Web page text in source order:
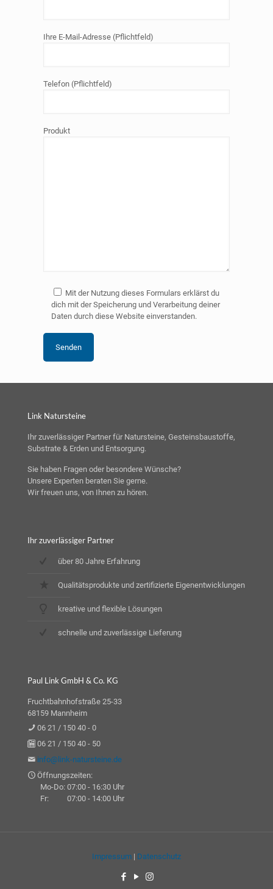
Ihre E-Mail-Adresse (Pflichtfeld)
Telefon (Pflichtfeld)
Produkt
Mit der Nutzung dieses Formulars erklärst du
dich mit der Speicherung und Verarbeitung deiner
Daten durch diese Website einverstanden.
Link Natursteine
Ihr zuverlässiger Partner für Natursteine, Gesteinsbaustoffe,
Substrate & Erden und Entsorgung.
Sie haben Fragen oder besondere Wünsche?
Unsere Experten beraten Sie gerne.
Wir freuen uns, von Ihnen zu hören.
Ihr zuverlässiger Partner
über 80 Jahre Erfahrung
Qualitätsprodukte und zertifizierte Eigenentwicklungen
kreative und flexible Lösungen
schnelle und zuverlässige Lieferung
Paul Link GmbH & Co. KG
Fruchtbahnhofstraße 25-33
68159 Mannheim
06 21 / 150 40 - 0
06 21 / 150 40 - 50
info@link-natursteine.de
Öffnungszeiten:
Mo-Do: 07:00 - 16:30 Uhr
Fr: 07:00 - 14:00 Uhr
Impressum | Datenschutz